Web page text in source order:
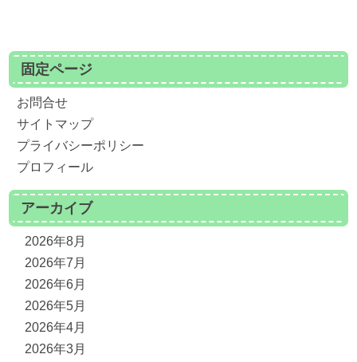
固定ページ
お問合せ
サイトマップ
プライバシーポリシー
プロフィール
アーカイブ
2026年8月
2026年7月
2026年6月
2026年5月
2026年4月
2026年3月